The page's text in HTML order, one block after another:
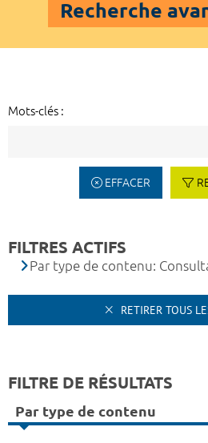
Recherche
Mots-clés :
EFFACER
FILTRES ACTIFS
Par type de contenu:
RETIRER TOUS
FILTRE DE RÉSULTATS
Par type de contenu